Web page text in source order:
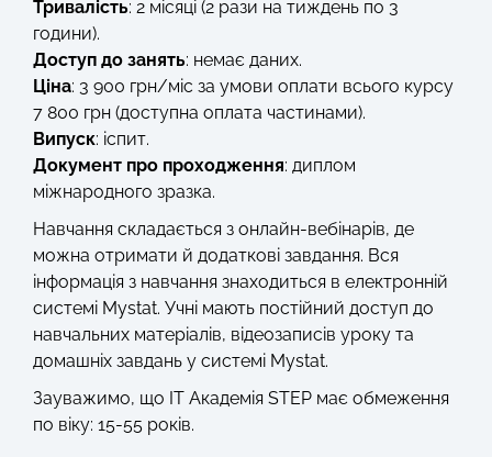
Тривалість: 2 місяці (2 рази на тиждень по 3
години).
Доступ до занять: немає даних.
Ціна: 3 900 грн/міс за умови оплати всього курсу
7 800 грн (доступна оплата частинами).
Випуск: іспит.
Документ про проходження: диплом
міжнародного зразка.
Навчання складається з онлайн-вебінарів, де
можна отримати й додаткові завдання. Вся
інформація з навчання знаходиться в електронній
системі Mystat. Учні мають постійний доступ до
навчальних матеріалів, відеозаписів уроку та
домашніх завдань у системі Mystat.
Зауважимо, що IT Академія STEP має обмеження
по віку: 15-55 років.